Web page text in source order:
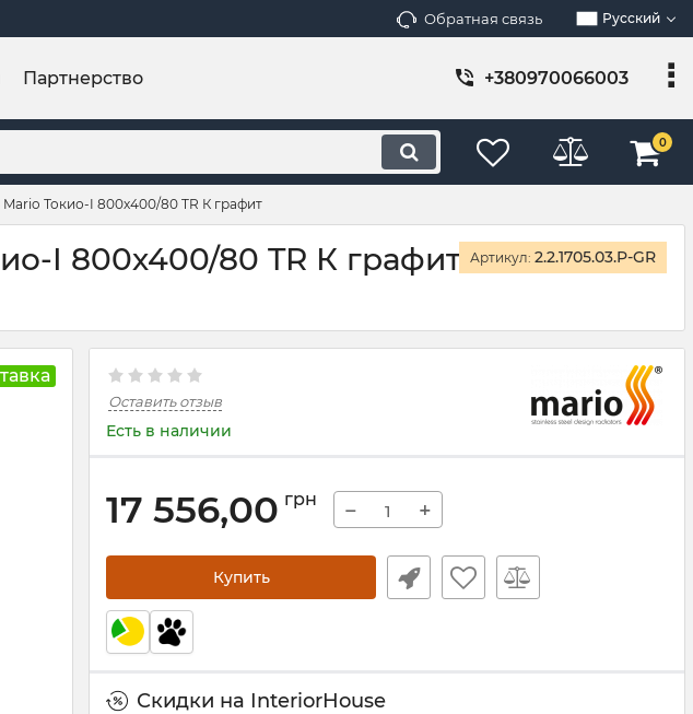
Обратная связь Русский
Партнерство +380970066003
0
Токио-I 800х400/80 TR К графит
I 800х400/80 TR К графит
Артикул: 2.2.1705.03.P-GR
Оставить отзыв
Есть в наличии
17 556,00 грн − +
Купить
Скидки на InteriorHouse